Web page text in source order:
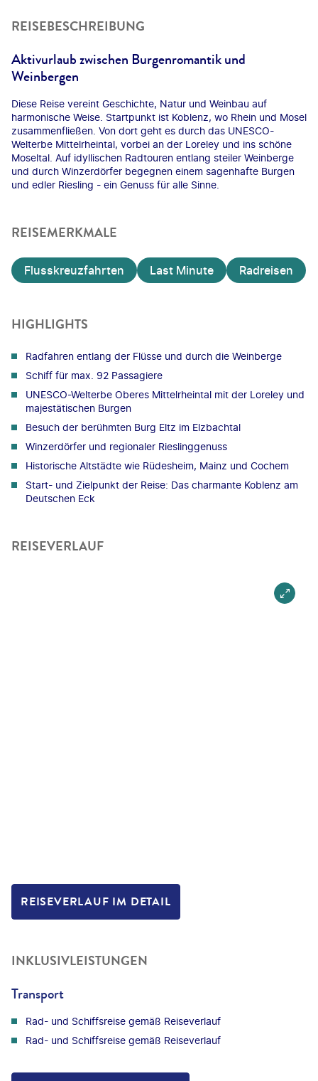
REISEBESCHREIBUNG
Aktivurlaub zwischen Burgenromantik und
Weinbergen
Diese Reise vereint Geschichte, Natur und Weinbau auf
harmonische Weise. Startpunkt ist Koblenz, wo Rhein und Mosel
zusammenfließen. Von dort geht es durch das UNESCO-
Welterbe Mittelrheintal, vorbei an der Loreley und ins schöne
Moseltal. Auf idyllischen Radtouren entlang steiler Weinberge
und durch Winzerdörfer begegnen einem sagenhafte Burgen
und edler Riesling - ein Genuss für alle Sinne.
REISEMERKMALE
Flusskreuzfahrten Last Minute Radreisen
HIGHLIGHTS
Radfahren entlang der Flüsse und durch die Weinberge
Schiff für max. 92 Passagiere
UNESCO-Welterbe Oberes Mittelrheintal mit der Loreley und
majestätischen Burgen
Besuch der berühmten Burg Eltz im Elzbachtal
Winzerdörfer und regionaler Rieslinggenuss
Historische Altstädte wie Rüdesheim, Mainz und Cochem
Start- und Zielpunkt der Reise: Das charmante Koblenz am
Deutschen Eck
REISEVERLAUF
REISEVERLAUF IM DETAIL
INKLUSIVLEISTUNGEN
Transport
Rad- und Schiffsreise gemäß Reiseverlauf
Rad- und Schiffsreise gemäß Reiseverlauf